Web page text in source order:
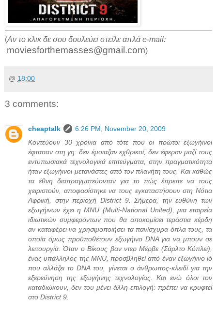
(Αν το κλικ δε σου δουλεύει στείλε απλά e-mail:
moviesforthemasses@gmail.com)
@ 18:00
3 comments:
cheaptalk
6:26 PM, November 20, 2009
Κοντεύουν 30 χρόνια από τότε που οι πρώτοι εξωγήινοι
έφτασαν στη γη: δεν έμοιαζαν εχθρικοί, δεν έφεραν μαζί τους
εντυπωσιακά τεχνολογικά επιτεύγματα, στην πραγματικότητα
ήταν εξωγήινοι-μετανάστες από τον πλανήτη τους. Και καθώς
τα έθνη διαπραγματεύονταν για το πώς έπρεπε να τους
χειριστούν, αποφασίστηκε να τους εγκαταστήσουν στη Νότια
Αφρική, στην περιοχή District 9. Σήμερα, την ευθύνη των
εξωγήινων έχει η MNU (Multi-National United), μια εταιρεία
ιδιωτικών συμφερόντων που θα αποκομίσει τεράστια κέρδη
αν καταφέρει να χρησιμοποιήσει τα πανίσχυρα όπλα τους, τα
οποία όμως προϋποθέτουν εξωγήινο DNA για να μπουν σε
λειτουργία. Όταν ο Βίκους βαν ντερ Μέρβε (Σάρλτο Κόπλεϊ),
ένας υπάλληλος της MNU, προσβληθεί από έναν εξωγήινο ιό
που αλλάζει το DNA του, γίνεται ο άνθρωπος-κλειδί για την
εξερεύνηση της εξωγήινης τεχνολογίας. Και ενώ όλοι τον
καταδιώκουν, δεν του μένει άλλη επιλογή: πρέπει να κρυφτεί
στο District 9.